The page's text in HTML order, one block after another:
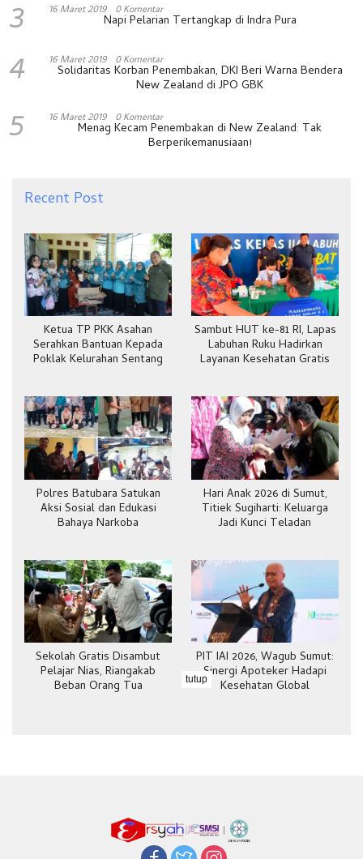
3 16 Maret 2019 0 Komentar
Napi Pelarian Tertangkap di Indra Pura
4 16 Maret 2019 0 Komentar
Solidaritas Korban Penembakan, DKI Beri Warna Bendera
New Zealand di JPO GBK
5 16 Maret 2019 0 Komentar
Menag Kecam Penembakan di New Zealand: Tak
Berperikemanusiaan!
Recent Post
Ketua TP PKK Asahan
Serahkan Bantuan Kepada
Poklak Kelurahan Sentang
Sambut HUT ke-81 RI, Lapas
Labuhan Ruku Hadirkan
Layanan Kesehatan Gratis
Polres Batubara Satukan
Aksi Sosial dan Edukasi
Bahaya Narkoba
Hari Anak 2026 di Sumut,
Titiek Sugiharti: Keluarga
Jadi Kunci Teladan
Sekolah Gratis Disambut
Pelajar Nias, Riangakab
Beban Orang Tua
PIT IAI 2026, Wagub Sumut:
Sinergi Apoteker Hadapi
Kesehatan Global
tutup